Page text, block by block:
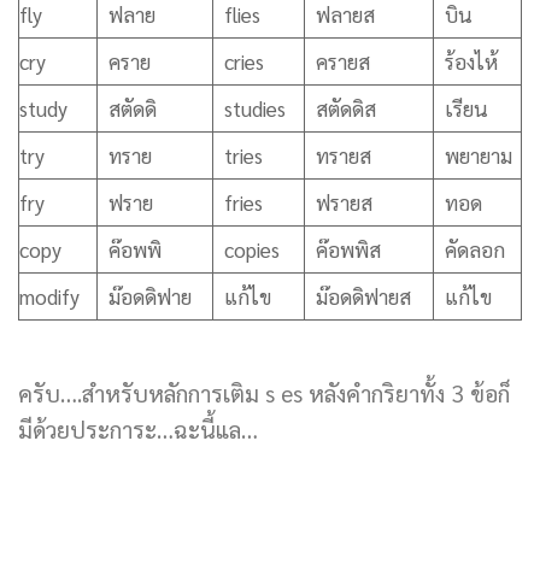
fly
ฟลาย flies ฟลายส
บิน
cry
คราย cries ครายส
ร้องไห้
study
สตัดดิ studies สตัดดิส
เรียน
try
ทราย tries ทรายส
พยายาม
fry
ฟราย fries ฟรายส
ทอด
copy
ค๊อพพิ copies ค๊อพพิส
คัดลอก
modify
ม๊อดดิฟาย แก้ไข ม๊อดดิฟายส แก้ไข
ครับ….สำหรับหลักการเติม s es หลังคำกริยาทั้ง 3 ข้อก็
มีด้วยประการะ…ฉะนี้แล…